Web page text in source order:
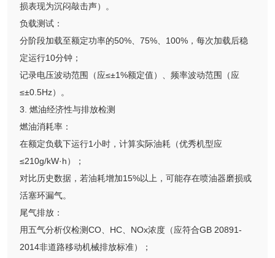
损表现为沉闷敲击声）。
负载测试：
分阶段加载至额定功率的50%、75%、100%，每次加载后稳
定运行10分钟；
记录电压波动范围（应≤±1%额定值）、频率波动范围（应
≤±0.5Hz）。
3. 燃油经济性与排放检测
燃油消耗率：
在额定负载下运行1小时，计算实际油耗（优秀机型应
≤210g/kW·h）；
对比历史数据，若油耗增加15%以上，可能存在喷油器磨损或
活塞环漏气。
尾气排放：
用五气分析仪检测CO、HC、NOx浓度（应符合GB 20891-
2014非道路移动机械排放标准）；